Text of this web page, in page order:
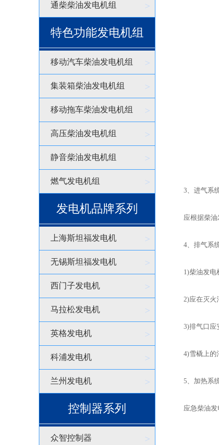
通柴柴油发电机组 >
特色功能发电机组
移动汽车柴油发电机组 >
集装箱柴油发电机组 >
移动拖车柴油发电机组 >
高压柴油发电机组 >
静音柴油发电机组 >
燃气发电机组 >
发电机品牌系列
上海斯坦福发电机 >
无锡斯坦福发电机 >
西门子发电机 >
马拉松发电机 >
英格发电机 >
科浦发电机 >
兰州发电机 >
控制器系列
众智控制器 >
3、进气系
应根据柴油发
4、排气系
1)柴油发电机
2)应在灭火消
3)排气口应安
4)雪橇上的消
5、加热系
应急柴油发电